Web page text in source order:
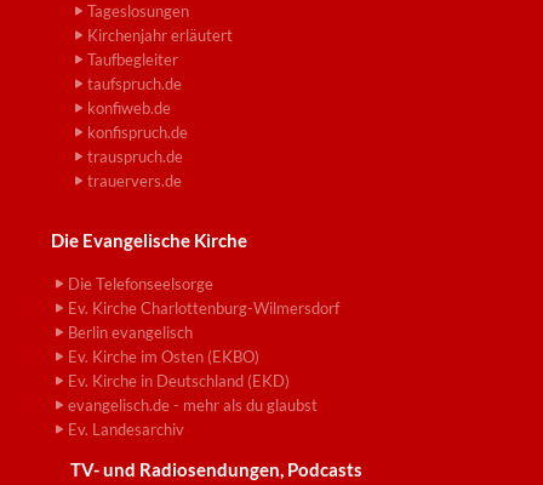
Tageslosungen
Kirchenjahr erläutert
Taufbegleiter
taufspruch.de
konfiweb.de
konfispruch.de
trauspruch.de
trauervers.de
Die Evangelische Kirche
Die Telefonseelsorge
Ev. Kirche Charlottenburg-Wilmersdorf
Berlin evangelisch
Ev. Kirche im Osten (EKBO)
Ev. Kirche in Deutschland (EKD)
evangelisch.de - mehr als du glaubst
Ev. Landesarchiv
TV- und Radiosendungen, Podcasts